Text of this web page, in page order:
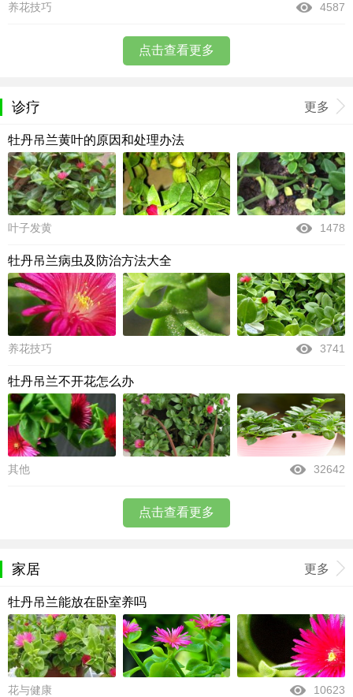
养花技巧 4587
点击查看更多
诊疗 更多
牡丹吊兰黄叶的原因和处理办法
叶子发黄 1478
牡丹吊兰病虫及防治方法大全
养花技巧 3741
牡丹吊兰不开花怎么办
其他 32642
点击查看更多
家居 更多
牡丹吊兰能放在卧室养吗
花与健康 10623